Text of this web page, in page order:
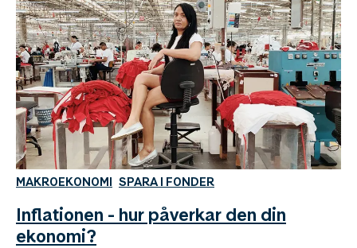
MAKROEKONOMI SPARA I FONDER
Inflationen - hur påverkar den din
ekonomi?